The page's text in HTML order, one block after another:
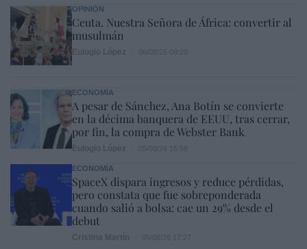
OPINIÓN
Ceuta. Nuestra Señora de África: convertir al
musulmán
ECONOMÍA
A pesar de Sánchez, Ana Botín se convierte
en la décima banquera de EEUU, tras cerrar,
por fin, la compra de Webster Bank
ECONOMÍA
SpaceX dispara ingresos y reduce pérdidas,
pero constata que fue sobreponderada
cuando salió a bolsa: cae un 29% desde el
debut